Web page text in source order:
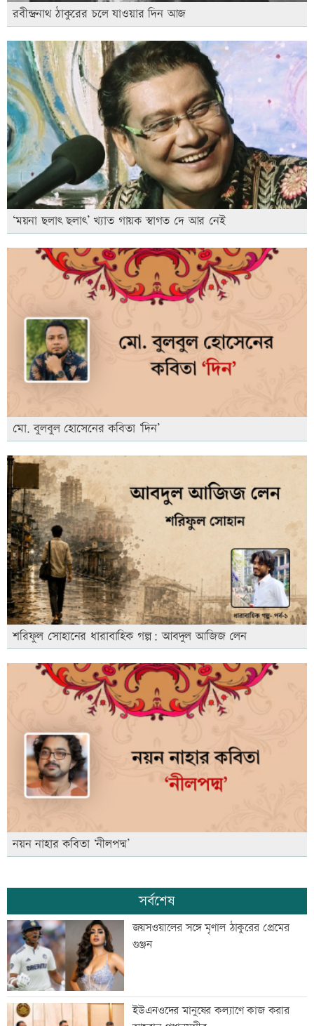
রবীন্দ্রনাথ ঠাকুরের চলে যাওয়ার দিন আজ
‘ময়না ছলাৎ ছলাৎ’ খ্যাত গায়ক স্বাগত দে আর নেই
মো. বুলবুল হোসেনের কবিতা ‘দিন’
শরিফুল সোহানের ধারাবাহিক গল্প: আবদুল আজিজ লেন
নয়ন নাহার কবিতা ‘নীলপদ্ম’
সর্বশেষ
জয়সওয়ালের সঙ্গে মৃণাল ঠাকুরের প্রেমের
গুঞ্জন
ইউএনওদের মানুষের কল্যাণে কাজ করার